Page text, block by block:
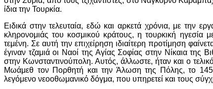
ίδια την Τουρκία.
Ειδικά στην τελευταία, εδώ και αρκετά χρόνια, με την
κληρονομιάς του κοσμικού κράτους, η τουρκική ηγεσία
τεμένη. Σε αυτή την επιχείρηση ιδιαίτερη προτίμηση
έγιναν τζαμιά οι Ναοί της Αγίας Σοφίας στην Νίκαια
στην Κωνσταντινούπολη. Αυτός, άλλωστε, ήταν και ο
Μωάμεθ τον Πορθητή και την Άλωση της Πόλης, το
λεγόμενο νεοοθωμανικό δόγμα, που υπηρετεί και τους